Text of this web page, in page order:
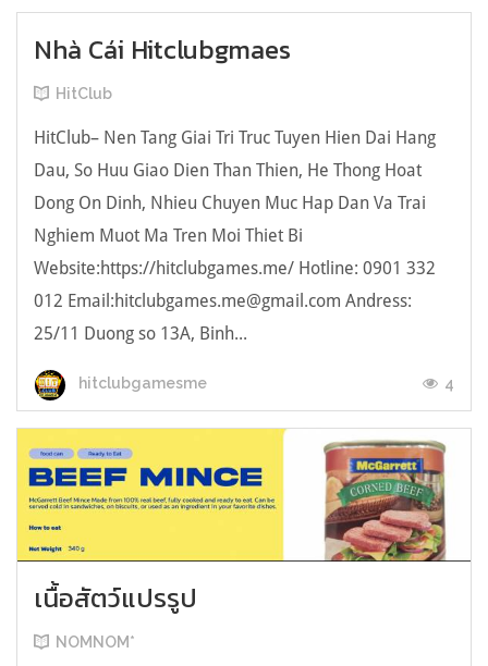
Nhà Cái Hitclubgmaes
HitClub
HitClub– Nen Tang Giai Tri Truc Tuyen Hien Dai Hang
Dau, So Huu Giao Dien Than Thien, He Thong Hoat
Dong On Dinh, Nhieu Chuyen Muc Hap Dan Va Trai
Nghiem Muot Ma Tren Moi Thiet Bi
Website:https://hitclubgames.me/ Hotline: 0901 332
012 Email:hitclubgames.me@gmail.com Andress:
25/11 Duong so 13A, Binh...
hitclubgamesme 4
เนื้อสัตว์แปรรูป
NOMNOM*